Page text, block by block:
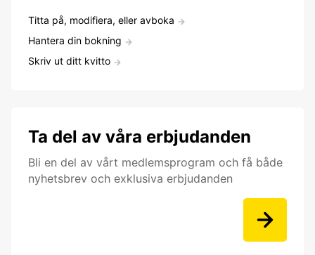
Titta på, modifiera, eller avboka
Hantera din bokning
Skriv ut ditt kvitto
Ta del av våra erbjudanden
Bli en del av vårt medlemsprogram och få både
nyhetsbrev och exklusiva erbjudanden